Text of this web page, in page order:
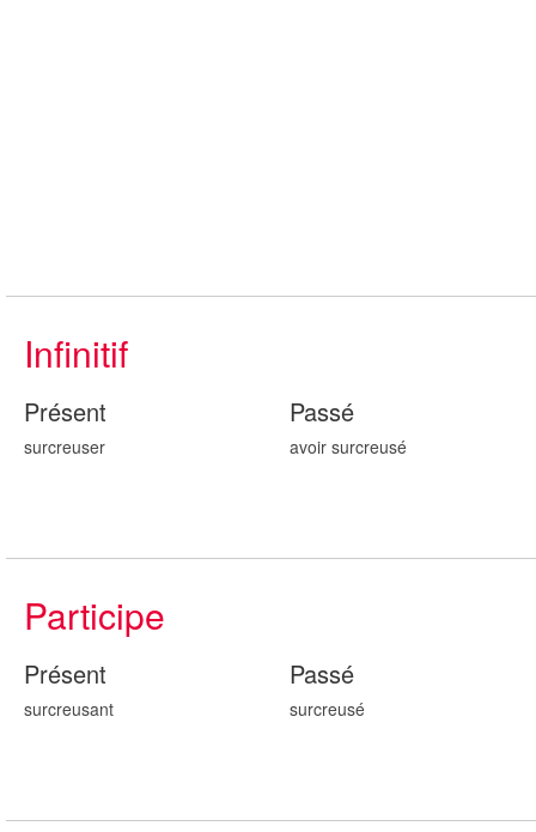
Infinitif
Présent
surcreuser
Passé
avoir surcreusé
Participe
Présent
surcreusant
Passé
surcreusé